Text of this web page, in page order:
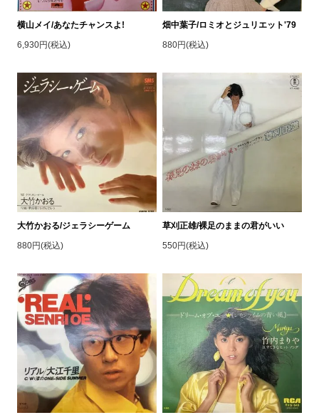
横山メイ/あなたチャンスよ!
6,930円(税込)
畑中葉子/ロミオとジュリエット'79
880円(税込)
大竹かおる/ジェラシーゲーム
880円(税込)
草刈正雄/裸足のままの君がいい
550円(税込)